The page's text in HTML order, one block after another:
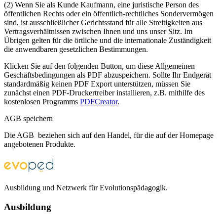
(2) Wenn Sie als Kunde Kaufmann, eine juristische Person des
öffentlichen Rechts oder ein öffentlich-rechtliches Sondervermögen
sind, ist ausschließlicher Gerichtsstand für alle Streitigkeiten aus
Vertragsverhältnissen zwischen Ihnen und uns unser Sitz. Im
Übrigen gelten für die örtliche und die internationale Zuständigkeit
die anwendbaren gesetzlichen Bestimmungen.
Klicken Sie auf den folgenden Button, um diese Allgemeinen
Geschäftsbedingungen als PDF abzuspeichern. Sollte Ihr Endgerät
standardmäßig keinen PDF Export unterstützen, müssen Sie
zunächst einen PDF-Druckertreiber installieren, z.B. mithilfe des
kostenlosen Programms PDFCreator.
AGB speichern
Die AGB beziehen sich auf den Handel, für die auf der Homepage
angebotenen Produkte.
Ausbildung und Netzwerk für Evolutionspädagogik.
Ausbildung